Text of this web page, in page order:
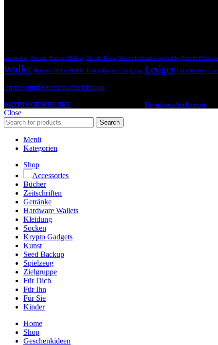
Ausstecher Backen Bitcoin Bildung Bitcoin Buch Bitcoin Einkaufswagenchip Bitcoin
Wallet Harware Wallet HODL Hodlr Krypto Gin Kunst Ledger Little Hodler
ImpressumDatenschutzerklärung
KRYPTOGESCHENKE Kryptogeschenke.com
Close
Search
Menü
Kategorien
Shop
Accessories
Bücher
Zeitschriften
Getränke
Hardware Wallets
Kleidung
Socken
Krypto Gadgets
Kunst
Seed Backup
Spielzeug
Zielgruppe
Für Dich
Für Ihn
Für Sie
Kinder
Home
Shop
Geschenkideen